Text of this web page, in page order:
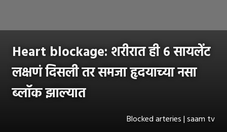
Heart blockage: शरीरात ही ६ सायलेंट
लक्षणं दिसली तर समजा हृदयाच्या नसा
ब्लॉक झाल्यात
Blocked arteries | saam tv